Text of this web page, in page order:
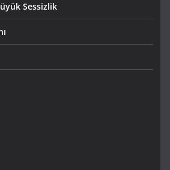
Sessizlik